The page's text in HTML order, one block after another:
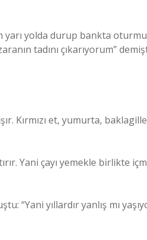
yolda durup bankta
tadını çıkarıyorum”
Kırmızı et, yumurta,
Yani çayı yemekle birlikte
“Yani yıllardır yanlış mı